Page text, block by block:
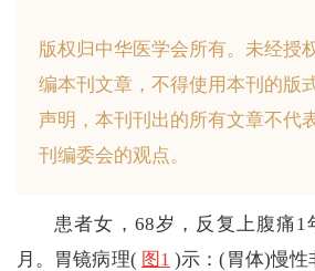
版权归中华医学会所有。 未经授
编本刊文章，不得使用本刊的版
声明，本刊刊出的所有文章不代
刊编委会的观点。
患者女，68岁，反复上腹痛1
月。胃镜病理( 图1 )示：(胃体)慢性